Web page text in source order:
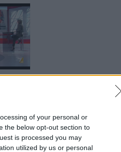
of your personal or
the below opt-out section to
is processed you may
utilized by us or personal